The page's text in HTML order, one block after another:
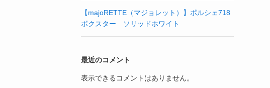
【majoRETTE（マジョレット）】ポルシェ718
ボクスター ソリッドホワイト
最近のコメント
表示できるコメントはありません。